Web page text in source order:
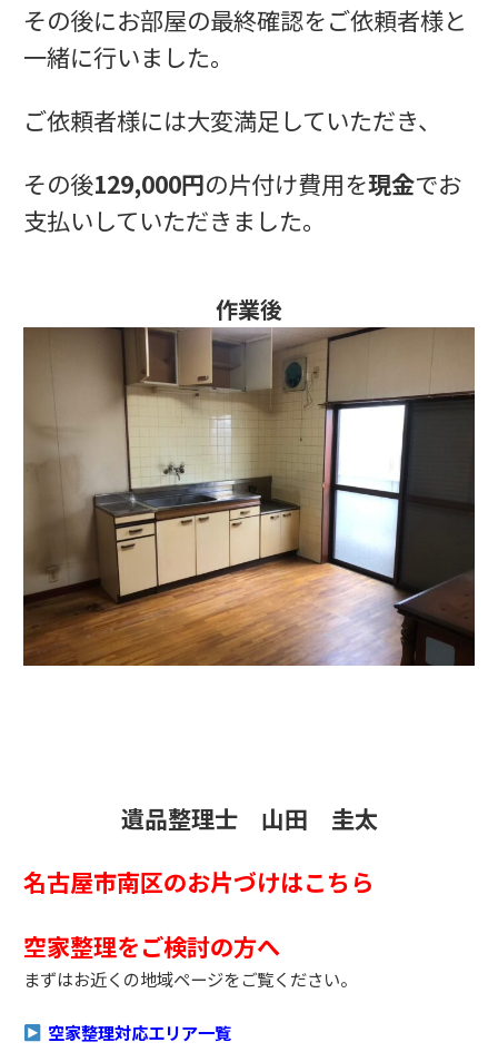
その後にお部屋の最終確認をご依頼者様と
一緒に行いました。
ご依頼者様には大変満足していただき、
その後129,000円の片付け費用を現金でお
支払いしていただきました。
作業後
遺品整理士 山田 圭太
名古屋市南区のお片づけはこちら
空家整理をご検討の方へ
まずはお近くの地域ページをご覧ください。
空家整理対応エリア一覧